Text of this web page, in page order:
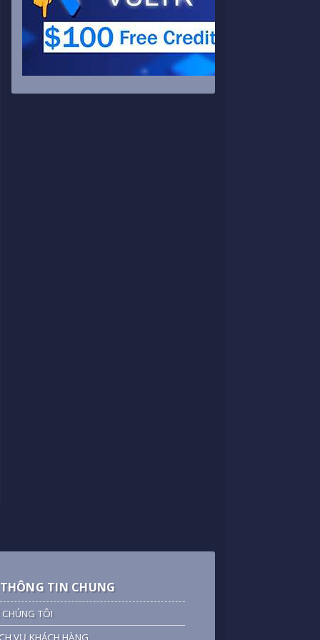
THÔNG TIN CHUNG
CHÚNG TÔI
VỤ KHÁCH HÀNG